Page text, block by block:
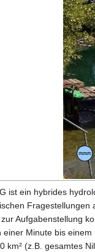
ist ein hybrides
Fragestellungen
Aufgabenstellung
einer Minute bis
km² (z.B. gesamtes